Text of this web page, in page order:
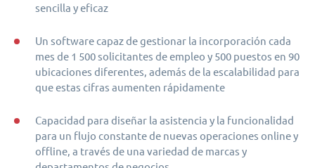
sencilla y eficaz
Un software capaz de gestionar la incorporación cada
mes de 1 500 solicitantes de empleo y 500 puestos en 90
ubicaciones diferentes, además de la escalabilidad para
que estas cifras aumenten rápidamente
Capacidad para diseñar la asistencia y la funcionalidad
para un flujo constante de nuevas operaciones online y
offline, a través de una variedad de marcas y